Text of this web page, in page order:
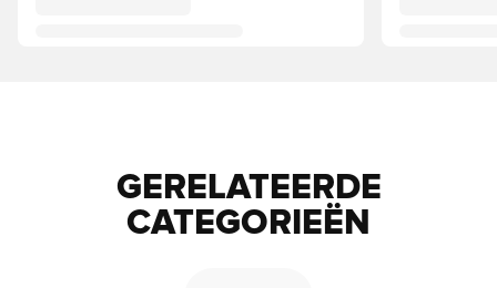
GERELATEERDE
CATEGORIEËN